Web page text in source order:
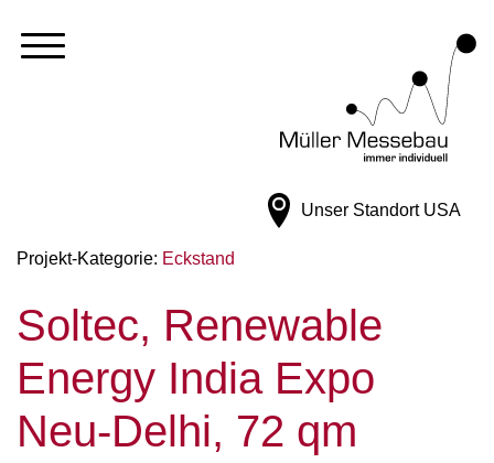
Unser Standort USA
Projekt-Kategorie: Eckstand
Soltec, Renewable
Energy India Expo
Neu-Delhi, 72 qm